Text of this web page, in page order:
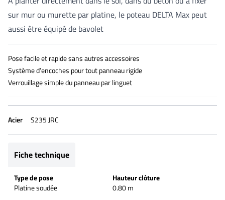
sur mur ou murette par platine, le poteau DELTA Max peut
aussi être équipé de bavolet
Pose facile et rapide sans autres accessoires
Système d’encoches pour tout panneau rigide
Verrouillage simple du panneau par linguet
Acier S235 JRC
Fiche technique
Type de pose
Platine soudée
Hauteur clôture
0.80 m